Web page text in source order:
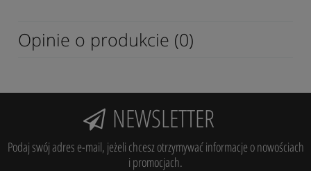
Opinie o produkcie (0)
NEWSLETTER
Podaj swój adres e-mail, jeżeli chcesz otrzymywać informacje o nowościach
i promocjach.